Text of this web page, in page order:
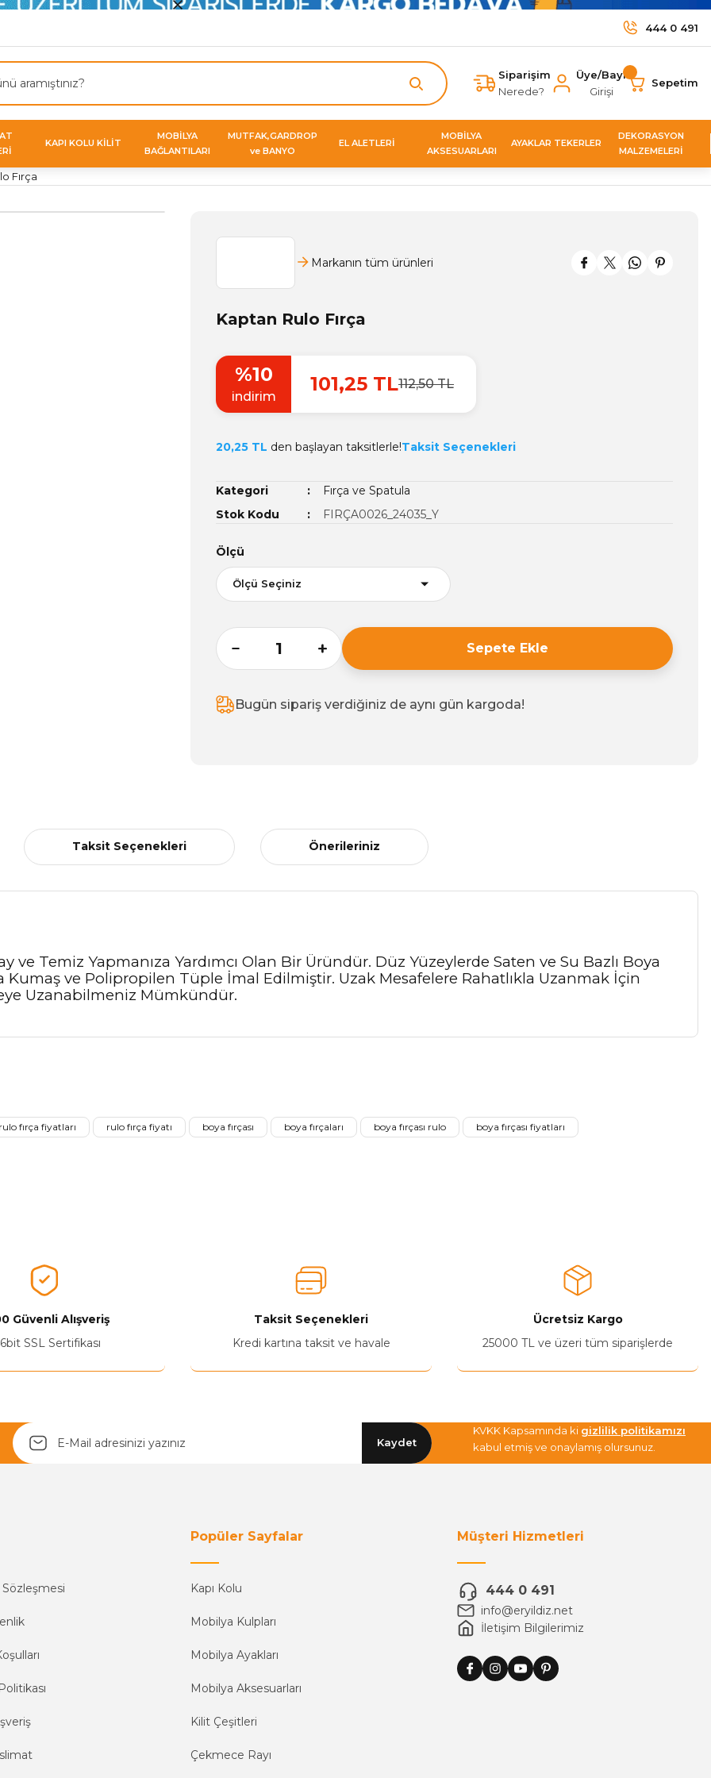
444 0 491
Siparişim
Nerede?
Üye/Bayi
Girişi
Sepetim
KAPI KOLU KİLİT
MOBİLYA
BAĞLANTILARI
MUTFAK,GARDROP
ve BANYO
EL ALETLERİ
MOBİLYA
AKSESUARLARI
AYAKLAR TEKERLER
DEKORASYON
MALZEMELERİ
Fırça
Markanın tüm ürünleri
Kaptan Rulo Fırça
%10
indirim
101,25 TL112,50 TL
20,25 TL den başlayan taksitlerle!Taksit Seçenekleri
Kategori
Fırça ve Spatula
Stok Kodu
FIRÇA0026_24035_Y
Ölçü
Sepete Ekle
Bugün sipariş verdiğiniz de aynı gün kargoda!
Taksit Seçenekleri Önerileriniz
ve Temiz Yapmanıza Yardımcı Olan Bir Üründür. Düz Yüzeylerde Saten ve Su Bazlı Boya
Kumaş ve Polipropilen Tüple İmal Edilmiştir. Uzak Mesafelere Rahatlıkla Uzanmak İçin
Uzanabilmeniz Mümkündür.
rulo fırça fiyatları rulo fırça fiyatı boya fırçası boya fırçaları boya fırçası rulo
boya fırçası fiyatları
Güvenli Alışveriş
SSL Sertifikası
Taksit Seçenekleri
Kredi kartına taksit ve havale
Ücretsiz Kargo
25000 TL ve üzeri tüm siparişlerde
Kaydet
KVKK Kapsamında ki gizlilik politikamızı
kabul etmiş ve onaylamış olursunuz.
Sözleşmesi
Popüler Sayfalar
Kapı Kolu
Mobilya Kulpları
Mobilya Ayakları
Mobilya Aksesuarları
Kilit Çeşitleri
Çekmece Rayı
Müşteri Hizmetleri
444 0 491
info@eryildiz.net
İletişim Bilgilerimiz